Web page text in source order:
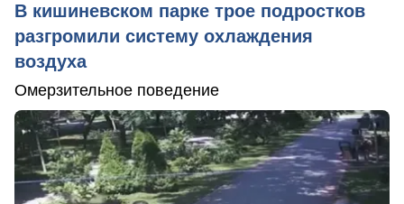
В кишиневском парке трое подростков
разгромили систему охлаждения
воздуха
Омерзительное поведение